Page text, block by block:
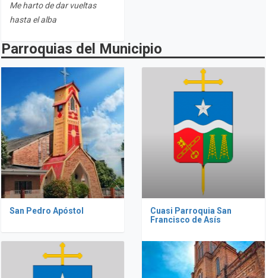
Me harto de dar vueltas
hasta el alba
Parroquias del Municipio
San Pedro Apóstol
Cuasi Parroquia San
Francisco de Asís